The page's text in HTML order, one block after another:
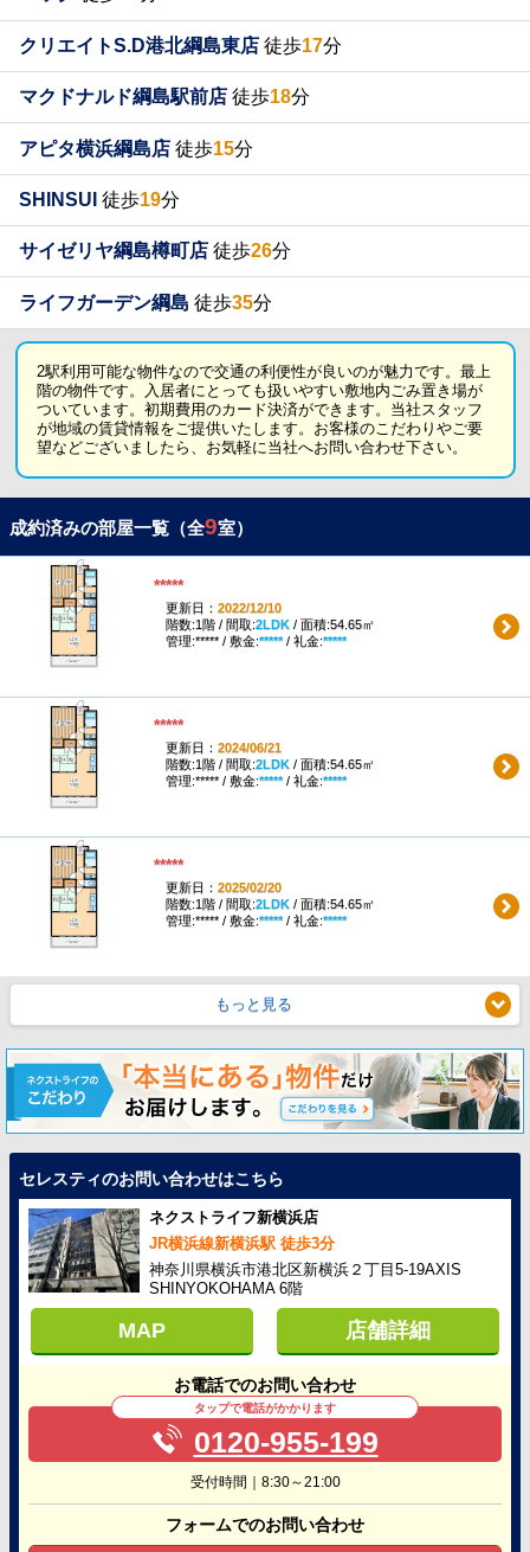
クリエイトS.D港北綱島東店 徒歩17分
マクドナルド綱島駅前店 徒歩18分
アピタ横浜綱島店 徒歩15分
SHINSUI 徒歩19分
サイゼリヤ綱島樽町店 徒歩26分
ライフガーデン綱島 徒歩35分
2駅利用可能な物件なので交通の利便性が良いのが魅力です。最上
階の物件です。入居者にとっても扱いやすい敷地内ごみ置き場が
ついています。初期費用のカード決済ができます。当社スタッフ
が地域の賃貸情報をご提供いたします。お客様のこだわりやご要
望などございましたら、お気軽に当社へお問い合わせ下さい。
成約済みの部屋一覧（全9室）
*****
更新日： 2022/12/10
階数:1階 / 間取:2LDK/ 面積:54.65㎡
管理:***** / 敷金:*****/ 礼金:*****
*****
更新日： 2024/06/21
階数:1階 / 間取:2LDK/ 面積:54.65㎡
管理:***** / 敷金:*****/ 礼金:*****
*****
更新日： 2025/02/20
階数:1階 / 間取:2LDK/ 面積:54.65㎡
管理:***** / 敷金:*****/ 礼金:*****
もっと見る
セレスティのお問い合わせはこちら
ネクストライフ新横浜店
JR横浜線新横浜駅 徒歩3分
神奈川県横浜市港北区新横浜２丁目5-19AXIS
SHINYOKOHAMA 6階
MAP 店舗詳細
お電話でのお問い合わせ
タップで電話がかかります
0120-955-199
受付時間｜8:30～21:00
フォームでのお問い合わせ